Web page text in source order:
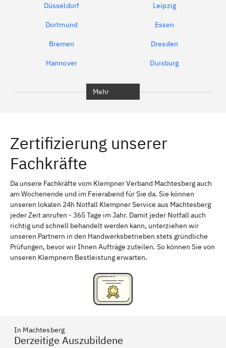
Düsseldorf Leipzig
Dortmund Essen
Bremen Dresden
Hannover Duisburg
Erlangen Bamberg
Bayreuth
Schweinfurt Passau
Freising Rudelsdorf, Mittelfranken
Mehr
Zertifizierung unserer
Fachkräfte
Da unsere Fachkräfte vom Klempner Verband Machtesberg auch
am Wochenende und im Feierabend für Sie da. Sie können
unseren lokalen 24h Notfall Klempner Service aus Machtesberg
jeder Zeit anrufen - 365 Tage im Jahr. Damit jeder Notfall auch
richtig und schnell behandelt werden kann, unterziehen wir
unseren Partnern in den Handwerksbetrieben stets gründliche
Prüfungen, bevor wir Ihnen Aufträge zuteilen. So können Sie von
unseren Klempnern Bestleistung erwarten.
In Machtesberg
Derzeitige Auszubildene